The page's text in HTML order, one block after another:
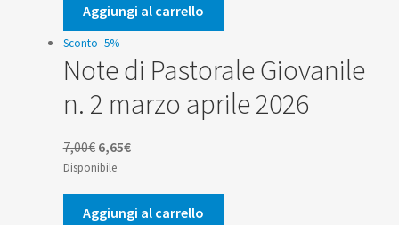
era:
14,00€.
è:
13,30€.
Aggiungi al carrello
Sconto -5%
Note di Pastorale Giovanile
n. 2 marzo aprile 2026
7,00€ Il
prezzo
originale
era:
6,65€Il
attuale
è:
Disponibile
Aggiungi al carrello